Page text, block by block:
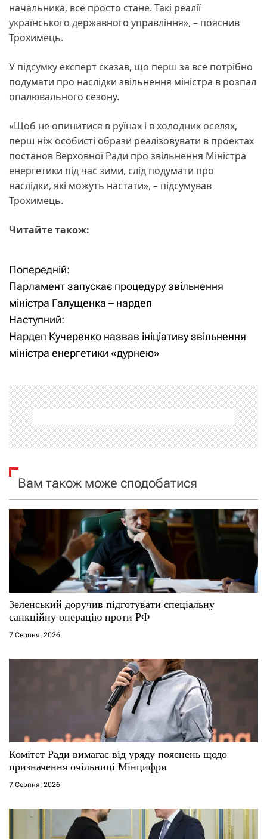
начальника, все просто стане. Такі реалії
українського державного управління», – пояснив
Трохимець.
У підсумку експерт сказав, що перш за все потрібно
подумати про наслідки звільнення міністра в розпал
опалювального сезону.
«Щоб не опинитися в руїнах і в холодних оселях,
перш ніж особисті образи реалізовувати в проектах
постанов Верховної Ради про звільнення Міністра
енергетики під час зими, слід подумати про
наслідки, які можуть настати», – підсумував
Трохимець.
Читайте також:
Н
а
в
і
а
ц
і
я
з
п
с
і
в
Попередній:
Парламент запускає процедуру звільнення
міністра Галущенка – нардеп
Наступний:
Нардеп Кучеренко назвав ініціативу звільнення
міністра енергетики «дурнею»
Вам також може сподобатися
Зеленський доручив підготувати спеціальну
санкційну операцію проти РФ
7 Серпня, 2026
Комітет Ради вимагає від уряду пояснень щодо
призначення очільниці Мінцифри
7 Серпня, 2026